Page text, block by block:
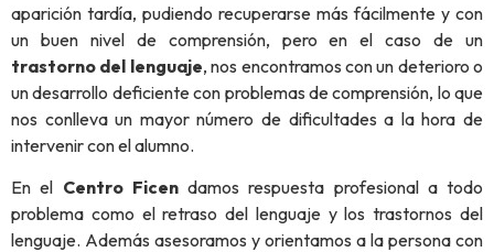
aparición tardía, pudiendo recuperarse más fácilmente y con
un buen nivel de comprensión, pero en el caso de un
trastorno del lenguaje, nos encontramos con un deterioro o
un desarrollo deficiente con problemas de comprensión, lo que
nos conlleva un mayor número de dificultades a la hora de
intervenir con el alumno.
En el Centro Ficendamos respuesta profesional a todo
problema como el retraso del lenguaje y los trastornos del
lenguaje. Además asesoramos y orientamos a la persona con